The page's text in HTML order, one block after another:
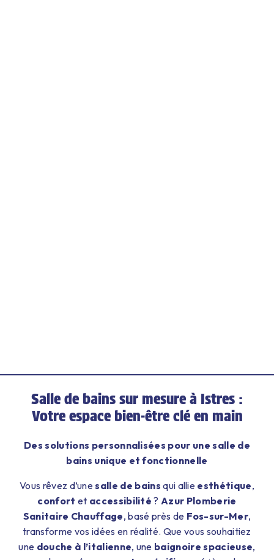
Salle de bains sur mesure à Istres :
Votre espace bien-être clé en main
Des solutions personnalisées pour une salle de
bains unique et fonctionnelle
Vous rêvez d’unesalle de bains qui allie esthétique,
confort et accessibilité ? Azur Plomberie
Sanitaire Chauffage, basé près de Fos-sur-Mer,
transforme vos idées en réalité. Que vous souhaitiez
une douche à l’italienne, une baignoire spacieuse,